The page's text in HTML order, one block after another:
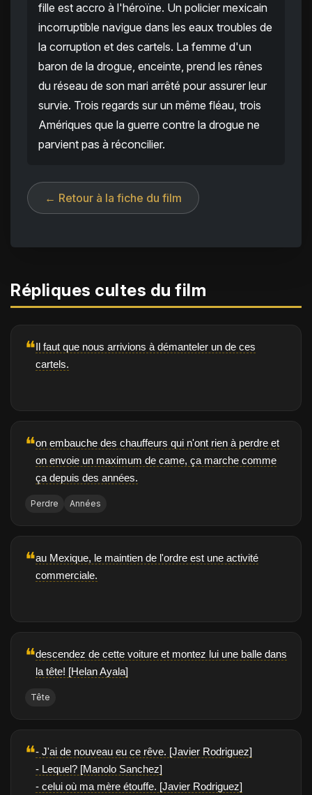
fille est accro à l'héroïne. Un policier mexicain
incorruptible navigue dans les eaux troubles de
la corruption et des cartels. La femme d'un
baron de la drogue, enceinte, prend les rênes
du réseau de son mari arrêté pour assurer leur
survie. Trois regards sur un même fléau, trois
Amériques que la guerre contre la drogue ne
parvient pas à réconcilier.
← Retour à la fiche du film
Répliques cultes du film
❝Il faut que nous arrivions à démanteler un de ces
cartels.
❝on embauche des chauffeurs qui n'ont rien à perdre et
on envoie un maximum de came, ça marche comme
ça depuis des années.
Perdre Années
❝au Mexique, le maintien de l'ordre est une activité
commerciale.
❝descendez de cette voiture et montez lui une balle dans
la tête! [Helan Ayala]
Tête
❝- J'ai de nouveau eu ce rêve. [Javier Rodriguez]
- Lequel? [Manolo Sanchez]
- celui où ma mère étouffe. [Javier Rodriguez]